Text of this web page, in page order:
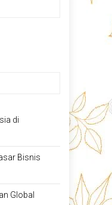
di
Bisnis
Global